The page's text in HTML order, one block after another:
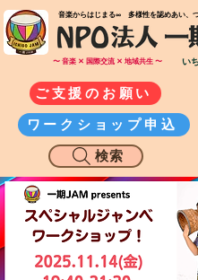
音楽からはじまる∞ 多様性を認めあい、
〜 音楽 ✕ 国際交流 ✕ 地域共生 〜 い
ご支援のお願い
ワークショップ申込
検索